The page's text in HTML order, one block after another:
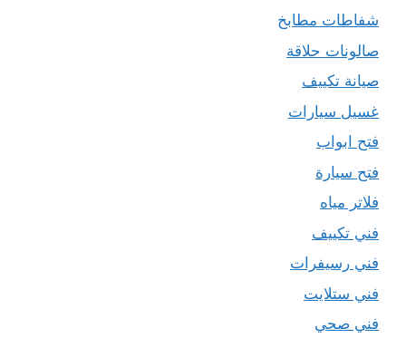
شفاطات مطابخ
صالونات حلاقة
صيانة تكييف
غسيل سيارات
فتح ابواب
فتح سيارة
فلاتر مياه
فني تكييف
فني رسيفرات
فني ستلايت
فني صحي